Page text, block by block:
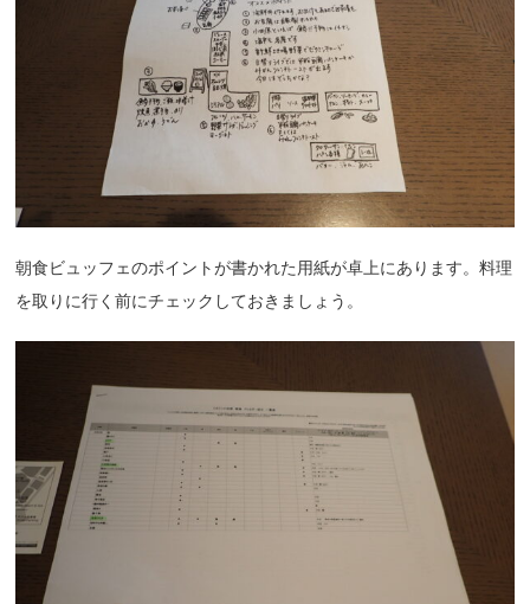
朝食ビュッフェのポイントが書かれた用紙が卓上にあります。料理
を取りに行く前にチェックしておきましょう。